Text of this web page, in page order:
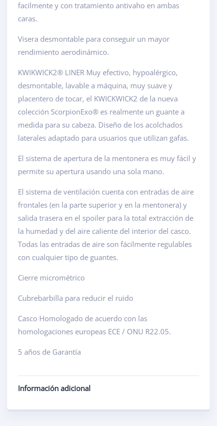
facilmente y con tratamiento antivaho en ambas
caras.
Visera desmontable para conseguir un mayor
rendimiento aerodinámico.
KWIKWICK2® LINER Muy efectivo, hypoalérgico,
desmontable, lavable a máquina, muy suave y
placentero de tocar, el KWICKWICK2 de la nueva
colección ScorpionExo® es realmente un guante a
medida para su cabeza. Diseño de los acolchados
laterales adaptado para usuarios que utilizan gafas.
El sistema de apertura de la mentonera es muy fácil y
permite su apertura usando una sola mano.
El sistema de ventilación cuenta con entradas de aire
frontales (en la parte superior y en la mentonera) y
salida trasera en el spoiler para la total extracción de
la humedad y del aire caliente del interior del casco.
Todas las entradas de aire son fácilmente regulables
con cualquier tipo de guantes.
Cierre micrométrico
Cubrebarbilla para reducir el ruido
Casco Homologado de acuerdo con las
homologaciones europeas ECE / ONU R22.05.
5 años de Garantía
Información adicional